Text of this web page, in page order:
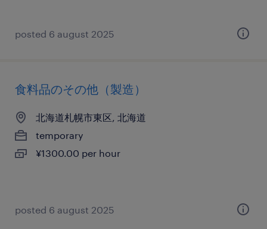
posted 6 august 2025
食料品のその他（製造）
北海道札幌市東区, 北海道
temporary
¥1300.00 per hour
posted 6 august 2025